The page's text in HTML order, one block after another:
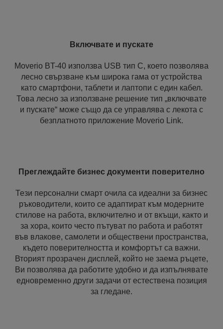
Включвате и пускате
Moverio BT-40 използва USB тип C, което позволява
лесно свързване към широка гама от устройства
като смартфони, таблети и лаптопи с един кабел.
Това лесно за използване решение тип „включвате
и пускате“ може също да се управлява с лекота с
безплатното приложение Moverio Link.
Преглеждайте бизнес документи поверително
Тези персонални смарт очила са идеални за бизнес
ръководители, които се адаптират към модерните
стилове на работа, включително и от вкъщи, както и
за хора, които често пътуват по работа и работят
във влакове, самолети и обществени пространства,
където поверителността и комфортът са важни.
Вторият прозрачен дисплей, който не заема ръцете,
Ви позволява да работите удобно и да изпълнявате
едновременно други задачи от естествена позиция
за гледане.